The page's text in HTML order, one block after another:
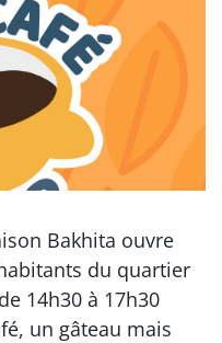
Bakhita ouvre
du quartier
14h30 à 17h30
un gâteau mais